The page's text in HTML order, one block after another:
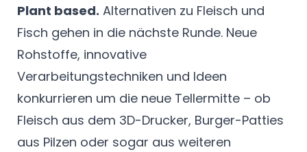
Plant based. Alternativen zu Fleisch und
Fisch gehen in die nächste Runde. Neue
Rohstoffe, innovative
Verarbeitungstechniken und Ideen
konkurrieren um die neue Tellermitte – ob
Fleisch aus dem 3D-Drucker, Burger-Patties
aus Pilzen oder sogar aus weiteren